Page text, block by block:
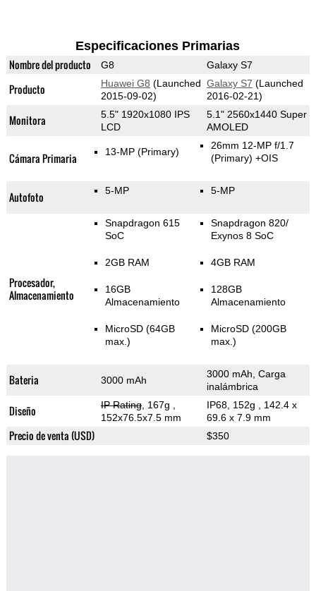
Especificaciones Primarias
Nombre del producto G8 Galaxy S7
Producto Huawei G8 (Launched
2015-09-02)
Galaxy S7 (Launched
2016-02-21)
Monitora
5.5" 1920x1080 IPS
LCD
5.1" 2560x1440 Super
AMOLED
Cámara Primaria 13-MP (Primary)
26mm 12-MP f/1.7
(Primary) +OIS
Autofoto 5-MP 5-MP
Procesador,
Almacenamiento
Snapdragon 615
SoC
2GB RAM
16GB
Almacenamiento
MicroSD (64GB
max.)
Snapdragon 820/
Exynos 8 SoC
4GB RAM
128GB
Almacenamiento
MicroSD (200GB
max.)
Bateria 3000 mAh
3000 mAh, Carga
inalámbrica
Diseño IP Rating, 167g
152x76.5x7.5 mm
IP68, 152g
, 142.4 x
69.6 x 7.9 mm
Precio de venta (USD) $350